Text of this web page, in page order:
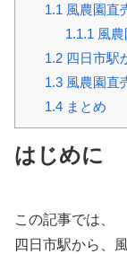
1.1 風農園直
1.1.1 風
1.2四日市駅
1.3風農園直
1.4まとめ
はじめに
この記事では、
四日市駅から、